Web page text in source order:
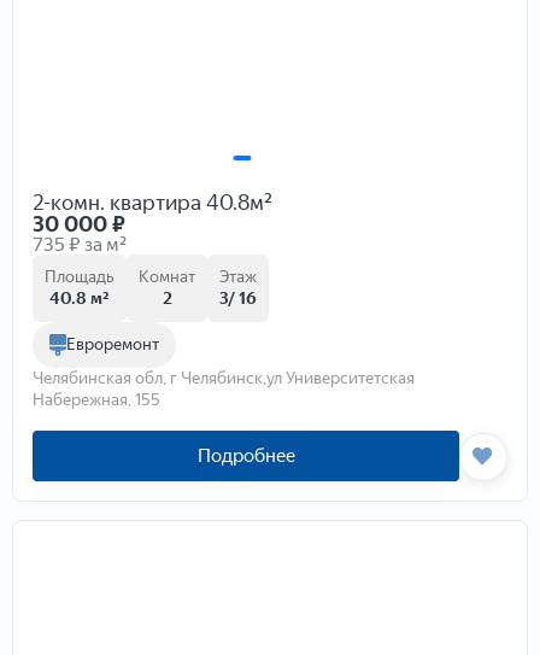
2-комн. квартира 40.8м²
30 000₽
735 ₽ за м²
Площадь
40.8 м²
Комнат
2
Этаж
3/ 16
Евроремонт
Челябинская обл, г Челябинск,ул Университетская
Набережная, 155
Подробнее